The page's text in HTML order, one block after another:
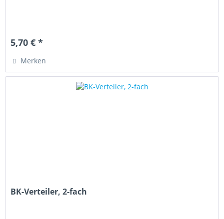
5,70 € *
Merken
BK-Verteiler, 2-fach